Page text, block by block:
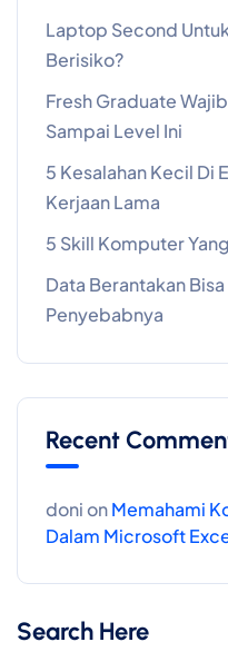
Laptop Second
Berisiko?
Fresh Graduate
Sampai Level Ini
5 Kesalahan Kecil Di
Kerjaan Lama
5 Skill Komputer
Data Berantakan
Penyebabnya
Recent
donionMemahami
Dalam Microsoft
Search Here